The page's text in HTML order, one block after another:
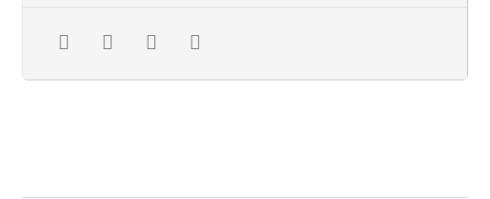
Escribe un correo a:alicia@magnolia.tienda